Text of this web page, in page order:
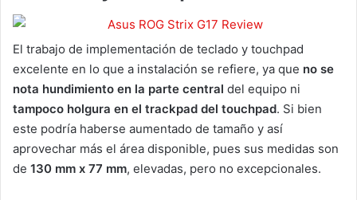
El trabajo de implementación de teclado y touchpad
excelente en lo que a instalación se refiere, ya que no se
nota hundimiento en la parte central del equipo ni
tampoco holgura en el trackpad del touchpad. Si bien
este podría haberse aumentado de tamaño y así
aprovechar más el área disponible, pues sus medidas son
de 130 mm x 77 mm, elevadas, pero no excepcionales.